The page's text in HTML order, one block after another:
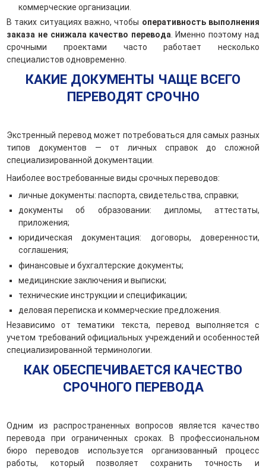
коммерческие организации.
В таких ситуациях важно, чтобы оперативность выполнения
заказа не снижала качество перевода . Именно поэтому над
срочными проектами часто работает несколько
специалистов одновременно.
КАКИЕ ДОКУМЕНТЫ ЧАЩЕ ВСЕГО
ПЕРЕВОДЯТ СРОЧНО
Экстренный перевод может потребоваться для самых разных
типов документов — от личных справок до сложной
специализированной документации.
Наиболее востребованные виды срочных переводов:
личные документы: паспорта, свидетельства, справки;
документы об образовании: дипломы, аттестаты,
приложения;
юридическая документация: договоры, доверенности,
соглашения;
финансовые и бухгалтерские документы;
медицинские заключения и выписки;
технические инструкции и спецификации;
деловая переписка и коммерческие предложения.
Независимо от тематики текста, перевод выполняется с
учетом требований официальных учреждений и особенностей
специализированной терминологии.
КАК ОБЕСПЕЧИВАЕТСЯ КАЧЕСТВО
СРОЧНОГО ПЕРЕВОДА
Одним из распространенных вопросов является качество
перевода при ограниченных сроках. В профессиональном
бюро переводов используется организованный процесс
работы, который позволяет сохранить точность и